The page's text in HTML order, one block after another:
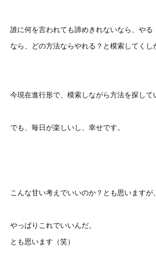
誰に何を言われても諦めきれないなら、やる
なら、どの方法ならやれる？と模索してくし
今現在進行形で、模索しながら方法を探して
でも、毎日が楽しいし、幸せです。
こんな甘い考えでいいのか？とも思いますが、
やっぱりこれでいいんだ。
とも思います（笑）